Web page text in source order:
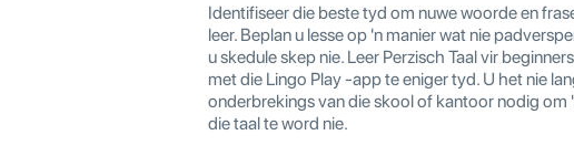
Identifiseer die beste tyd om nuwe woorde en
leer. Beplan u lesse op 'n manier wat nie
u skedule skep nie. Leer Perzisch Taal vir
met die Lingo Play -app te eniger tyd. U het nie
onderbrekings van die skool of kantoor nodig om
die taal te word nie.